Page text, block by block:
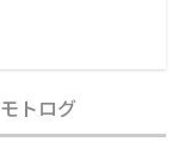
モトログ